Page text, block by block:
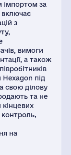
імпортом за
включає
з
вимоги
а також
Hexagon під
свою ділову
та не
кінцевих
контроль,
на